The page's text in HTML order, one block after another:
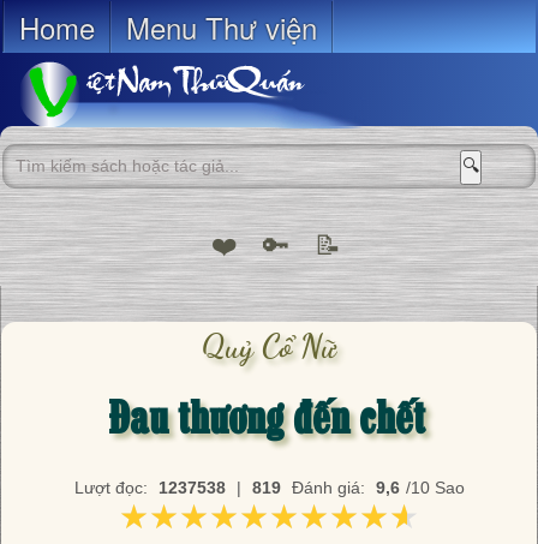
Home Menu Thư viện
🔍
❤️ 🔑 📝
Quỷ Cổ Nữ
Đau thương đến chết
Lượt đọc: 1237538 | 819 Đánh giá: 9,6 /10 Sao
★★★★★★★★★★
★★★★★★★★★★